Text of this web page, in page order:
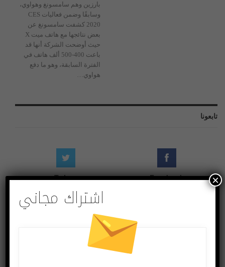
بارزين وهم سامسونغ وهواوي،
وسابقًا وضمن فعاليات CES
2020 كشفت سامسونغ عن
بعض نتائجها مع هاتف ميت X
حيث أوضحت الشركة أنها قد
باعت 400-500 ألف هاتف في
الفترة السابقة، وهو ما دفع
هواوي…
تابعونا
Facebook
Twitter
اشتراك مجاني
×